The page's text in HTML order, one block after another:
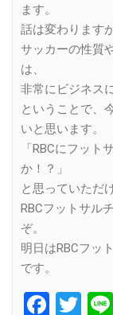
ます。
話は変わりますが
サッカーの性質
は、
非常にビジネス
ということで、
いと思います。
「RBCにフッ
か！？」
と思っていただ
RBCフットサル
ぞ。
明日はRBCフッ
です。